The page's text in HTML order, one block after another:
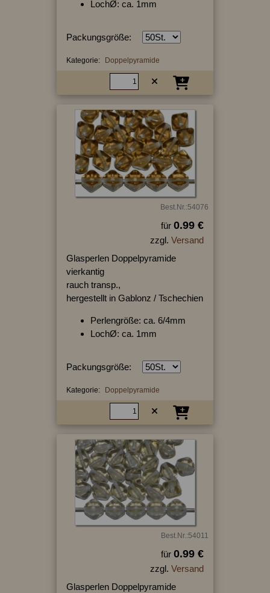
LochØ: ca. 1mm
Packungsgröße:
Kategorie: Doppelpyramide
Best.Nr.:54076
für 0.99 €
zzgl. Versand
Glasperlen Doppelpyramide
vierkantig
rauch transp.,
hergestellt in Gablonz / Tschechien
Perlengröße: ca. 6/4mm
LochØ: ca. 1mm
Packungsgröße:
Kategorie: Doppelpyramide
Best.Nr.:54011
für 0.99 €
zzgl. Versand
Glasperlen Doppelpyramide